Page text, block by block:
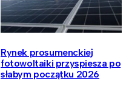
Rynek prosumenckiej
fotowoltaiki przyspiesza po
słabym początku 2026